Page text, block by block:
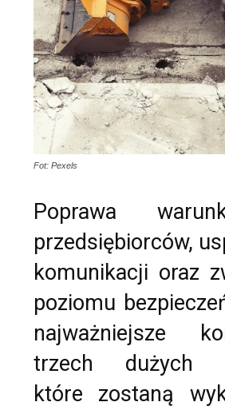
Fot: Pexels
Poprawa
przedsiębiorców,
komunikacji oraz
poziomu
najważniejsze
trzech dużych
które zostaną